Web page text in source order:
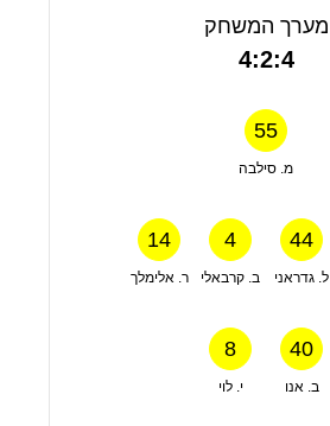
מערך המשחק
4:2:4
55
מ. סילבה
14
ר. אלימלך
4
ב. קרבאלי
44
ל. גדראני
8
י. לוי
40
ב. אנו